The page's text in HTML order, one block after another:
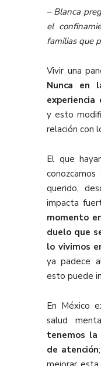
– Blanca
el
familias que
Vivir una
Nunca en
y esto
relación con
El que
querido,
impacta
momento
duelo que
lo vivimos
ya padece
esto puede
En México
salud
tenemos
de atención